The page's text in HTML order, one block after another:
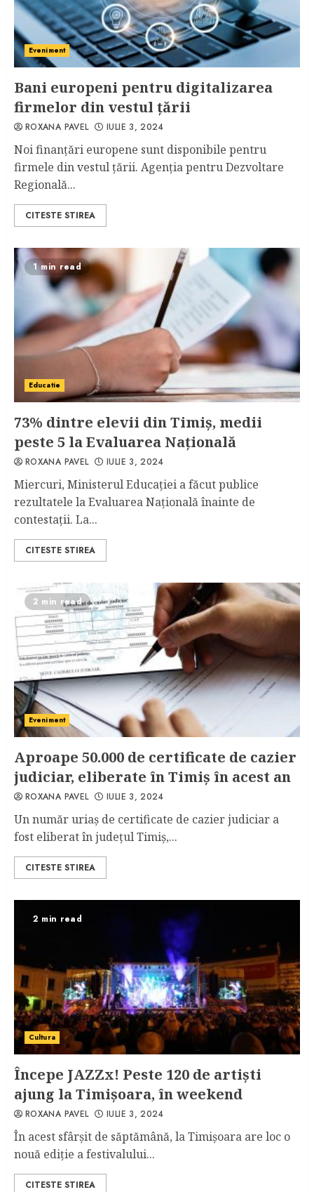
Eveniment
Bani europeni pentru digitalizarea
firmelor din vestul țării
ROXANA PAVEL IULIE 3, 2024
Noi finanțări europene sunt disponibile pentru
firmele din vestul țării. Agenția pentru Dezvoltare
Regională...
CITESTE STIREA
1 min read
Educatie
73% dintre elevii din Timiș, medii
peste 5 la Evaluarea Națională
ROXANA PAVEL IULIE 3, 2024
Miercuri, Ministerul Educației a făcut publice
rezultatele la Evaluarea Națională înainte de
contestații. La...
CITESTE STIREA
2 min read
Eveniment
Aproape 50.000 de certificate de cazier
judiciar, eliberate în Timiș în acest an
ROXANA PAVEL IULIE 3, 2024
Un număr uriaș de certificate de cazier judiciar a
fost eliberat în județul Timiș,...
CITESTE STIREA
2 min read
Cultura
Începe JAZZx! Peste 120 de artiști
ajung la Timișoara, în weekend
ROXANA PAVEL IULIE 3, 2024
În acest sfârșit de săptămână, la Timișoara are loc o
nouă ediție a festivalului...
CITESTE STIREA